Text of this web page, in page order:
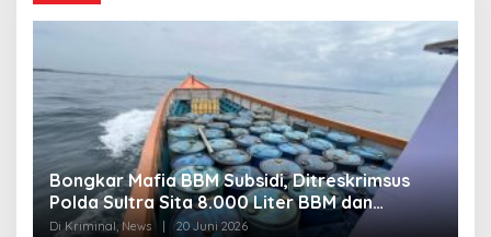
Bongkar Mafia BBM Subsidi, Ditreskrimsus
Polda Sultra Sita 8.000 Liter BBM dan
Ringkus 3 Tersangka
Di Kriminal, News 20 Juni 2026